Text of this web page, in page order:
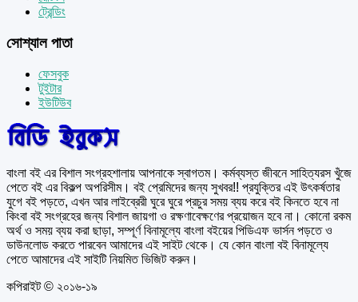
ট্রেন্ডিং
সোশ্যাল পাতা
ফেসবুক
টুইটার
ইউটিউব
বাংলা বই এর বিশাল সংগ্রহশালায় আপনাকে স্বাগতম। কর্মব্যস্ত জীবনে সাহিত্যরস খুঁজে
পেতে বই এর বিকল্প অপরিসীম। বই প্রেমিদের জন্য সুখবর!! প্রযুক্তির এই উৎকর্ষতার
যুগে বই পড়তে, এখন আর লাইব্রেরী ঘুরে ঘুরে প্রচুর সময় ব্যয় করে বই কিনতে হবে না
কিংবা বই সংগ্রহের জন্য বিশাল জায়গা ও রক্ষণাবেক্ষণের প্রয়োজন হবে না। কোনো রকম
অর্থ ও সময় ব্যয় করা ছাড়া, সম্পূর্ণ বিনামূল্যে বাংলা বইয়ের পিডিএফ ভার্সন পড়তে ও
ডাউনলোড করতে পারবেন আমাদের এই সাইট থেকে। যে কোন বাংলা বই বিনামূল্যে
পেতে আমাদের এই সাইটি নিয়মিত ভিজিট করুন।
কপিরাইট © ২০১৬-১৯